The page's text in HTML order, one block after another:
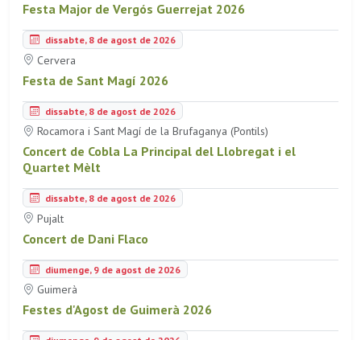
Festa Major de Vergós Guerrejat 2026
dissabte, 8 de agost de 2026
Cervera
Festa de Sant Magí 2026
dissabte, 8 de agost de 2026
Rocamora i Sant Magí de la Brufaganya (Pontils)
Concert de Cobla La Principal del Llobregat i el
Quartet Mèlt
dissabte, 8 de agost de 2026
Pujalt
Concert de Dani Flaco
diumenge, 9 de agost de 2026
Guimerà
Festes d'Agost de Guimerà 2026